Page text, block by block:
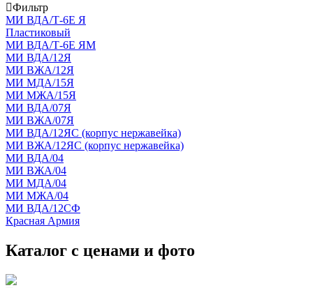
Фильтр
МИ ВДА/Т-6Е Я
Пластиковый
МИ ВДА/Т-6Е ЯМ
МИ ВДА/12Я
МИ ВЖА/12Я
МИ МДА/15Я
МИ МЖА/15Я
МИ ВДА/07Я
МИ ВЖА/07Я
МИ ВДА/12ЯС (корпус нержавейка)
МИ ВЖА/12ЯС (корпус нержавейка)
МИ ВДА/04
МИ ВЖА/04
МИ МДА/04
МИ МЖА/04
МИ ВДА/12СФ
Красная Армия
Каталог с ценами и фото